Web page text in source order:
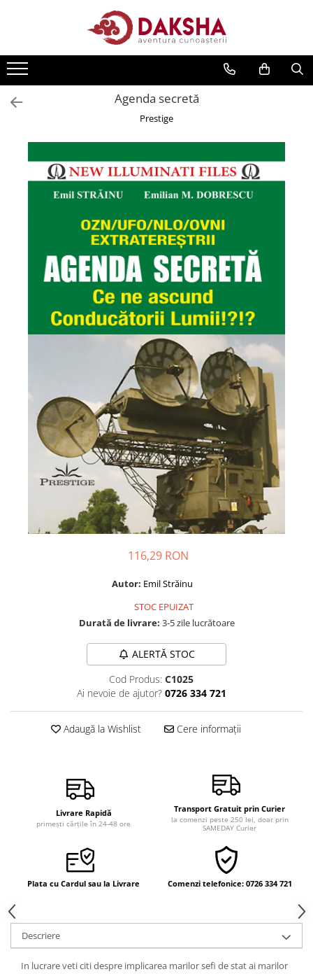
Editura Daksha
Seria Radu Cinamar
Seria David Icke
Seria Immanuel Velikovsky
Dezvăluiri
Transformare spirituală
Dezvoltare personală
Astrologie
Mistere
Seria Chico Xavier
Seria Helena Blavatsky
Sănătate
Ficțiune
Psihologie practică
Seria Masaru Emoto
Inspiraţie divină
Vindecare spirituală
Viaţa de după moarte
Supă de pui pentru suflet
Yoga
Oracol
Agenda secretă
Prestige
116,29 RON
Autor: Emil Străinu
STOC EPUIZAT
Durată de livrare: 3-5 zile lucrătoare
ALERTĂ STOC
Cod Produs: C1025
Ai nevoie de ajutor? 0726 334 721
Adaugă la Wishlist Cere informații
Livrare Rapidă
primești cărțile în 24-48 ore
Transport Gratuit prin Curier
la comenzi peste 250 lei, doar prin
SAMEDAY Curier
Plata cu Cardul sau la Livrare Comenzi telefonice: 0726 334 721
Descriere
In lucrare veti citi despre implicarea marilor sefi de stat ai marilor